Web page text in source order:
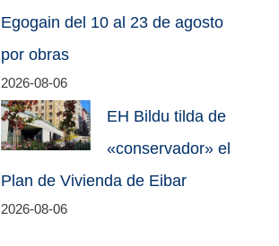
Egogain del 10 al 23 de agosto
por obras
2026-08-06
EH Bildu tilda de
«conservador» el
Plan de Vivienda de Eibar
2026-08-06